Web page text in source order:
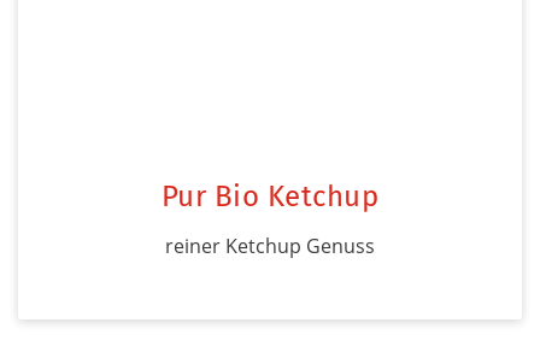
Pur Bio Ketchup
reiner Ketchup Genuss